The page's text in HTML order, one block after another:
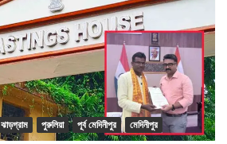
ঝাড়গ্রাম পুরুলিয়া পূর্ব মেদিনীপুর মেদিনীপুর